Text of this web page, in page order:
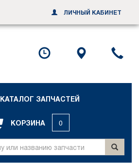
КАТАЛОГ ЗАПЧАСТЕЙ
КОРЗИНА 0
ЛИЧНЫЙ КАБИНЕТ
Посмотреть
график схему